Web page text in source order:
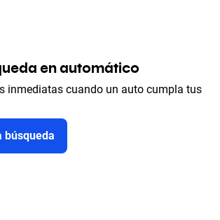
en automático
inmediatas cuando un auto cumpla tus
búsqueda